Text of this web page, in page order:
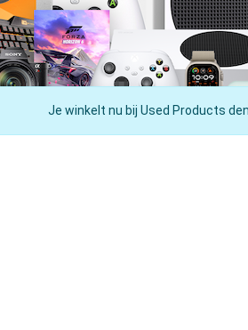
Je winkelt nu bij Used Products